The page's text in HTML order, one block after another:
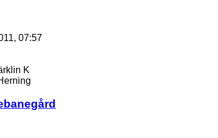
07:57
K